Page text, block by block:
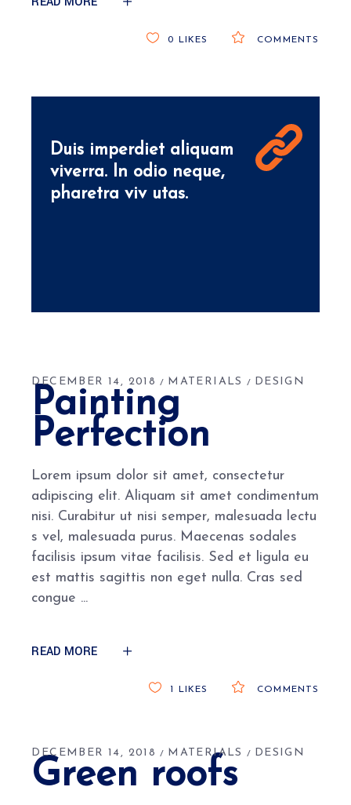
COMMENTS
0 LIKES
Duis imperdiet aliquam
viverra. In odio neque,
pharetra viv utas.
DECEMBER 14, 2018 MATERIALS DESIGN
Painting
Perfection
Lorem ipsum dolor sit amet, consectetur
adipiscing elit. Aliquam sit amet condimentum
nisi. Curabitur ut nisi semper, malesuada lectu
s vel, malesuada purus. Maecenas sodales
facilisis ipsum vitae facilisis. Sed et ligula eu
est mattis sagittis non eget nulla. Cras sed
congue
READ MORE
COMMENTS
1 LIKES
DECEMBER 14, 2018 MATERIALS DESIGN
Green roofs